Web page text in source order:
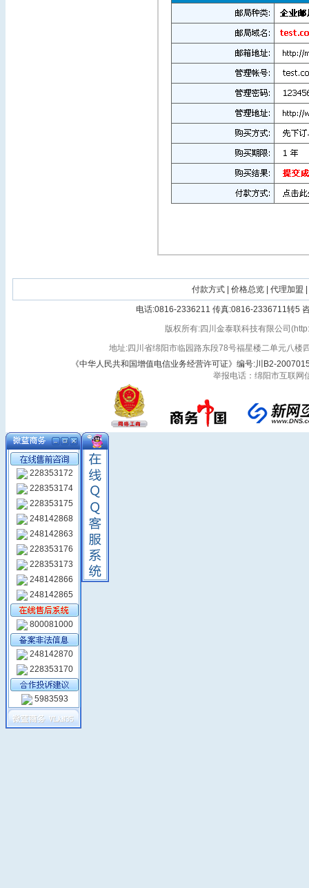
付款方式 价格总览 代理加盟
电话:0816-2336211 传真:0816-2336711转5
版权所有:四川金泰联科技有限公司
地址:四川省绵阳市临园路东段78号福星楼二单元八楼
《中华人民共和国增值电信业务经营许可证》编号:川B2-
举报电话：绵阳市互联网
228353172
228353174
228353175
248142868
248142863
228353176
228353173
248142866
248142865
800081000
248142870
228353170
5983593